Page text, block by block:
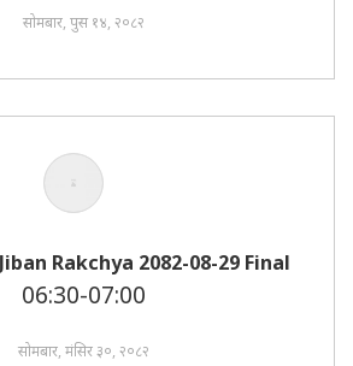
सोमबार, पुस १४, २०८२
Rakchya 2082-08-29 Final
06:30-07:00
सोमबार, मंसिर ३०, २०८२